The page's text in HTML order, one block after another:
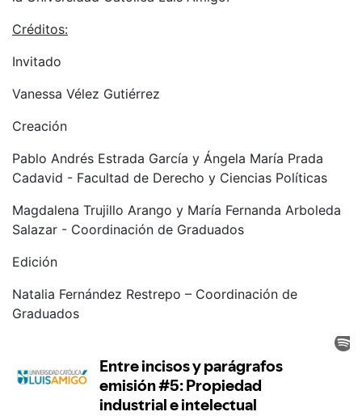
Créditos:
Invitado
Vanessa Vélez Gutiérrez
Creación
Pablo Andrés Estrada García y Ángela María Prada
Cadavid - Facultad de Derecho y Ciencias Políticas
Magdalena Trujillo Arango y María Fernanda Arboleda
Salazar - Coordinación de Graduados
Edición
Natalia Fernández Restrepo – Coordinación de
Graduados